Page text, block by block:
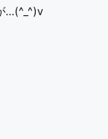
…(^_^)v